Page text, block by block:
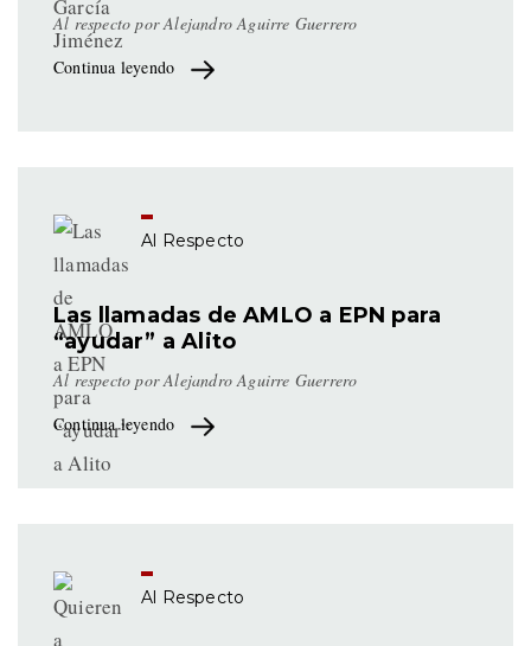
Al respecto por Alejandro Aguirre Guerrero
Continua leyendo
Al Respecto
Las llamadas de AMLO a EPN para
“ayudar” a Alito
Al respecto por Alejandro Aguirre Guerrero
Continua leyendo
Al Respecto